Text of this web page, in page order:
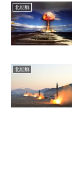
北朝鮮
北朝鮮